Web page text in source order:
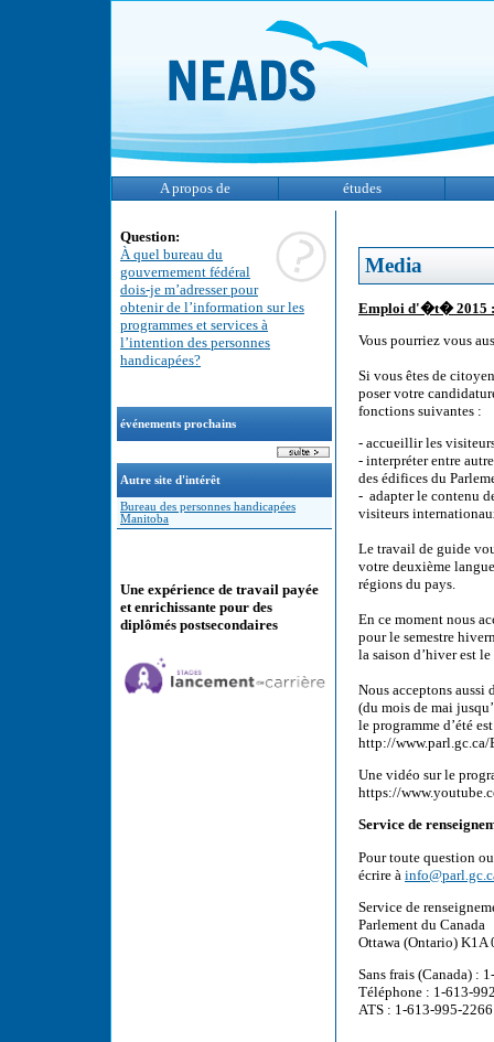
A propos de études
Question:
À quel bureau du
gouvernement fédéral
dois-je m’adresser pour
obtenir de l’information sur les
programmes et services à
l’intention des personnes
handicapées?
événements prochains
Autre site d'intérêt
Bureau des personnes handicapées
Manitoba
Une expérience de travail payée
et enrichissante pour des
diplômés postsecondaires
Media
Emploi d'�t� 2015 :
Vous pourriez vous
Si vous êtes de
poser votre
fonctions suivantes :
- accueillir les
- interpréter entre
des édifices du
- adapter le contenu
visiteurs
Le travail de guide
votre deuxième
régions du pays.
En ce moment nous
pour le semestre
la saison d’hiver est
Nous acceptons aussi
(du mois de mai
le programme d’été
http://
Une vidéo sur le
https://
Service de
Pour toute question
écrire à
Service de
Parlement du Canada
Ottawa (Ontario) K1A
Sans frais (Canada) :
Téléphone : 1-613-
ATS : 1-613-995-2266